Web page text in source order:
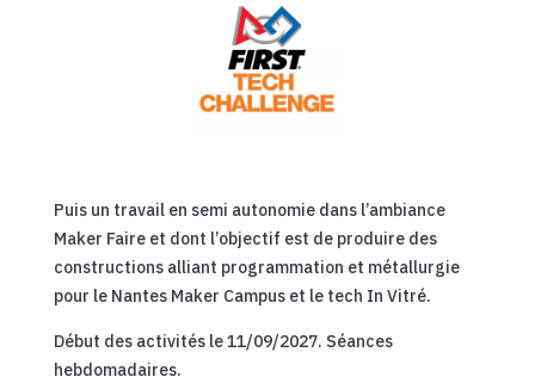
Puis un travail en semi autonomie dans l’ambiance
Maker Faire et dont l’objectif est de produire des
constructions alliant programmation et métallurgie
pour le Nantes Maker Campus et le tech In Vitré.
Début des activités le 11/09/2027. Séances
hebdomadaires.